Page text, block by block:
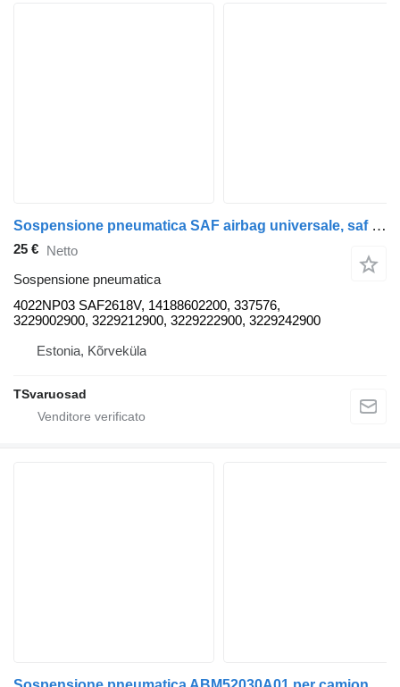
Sospensione pneumatica SAF airbag universale, saf 4022NP03 per trattore stradale
25 € Netto
Sospensione pneumatica
4022NP03 SAF2618V, 14188602200, 337576,
3229002900, 3229212900, 3229222900, 3229242900
Estonia, Kõrveküla
TSvaruosad